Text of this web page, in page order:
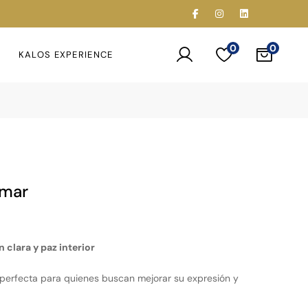
KALOS EXPERIENCE
0
clara y paz interior
para quienes buscan mejorar su expresión y